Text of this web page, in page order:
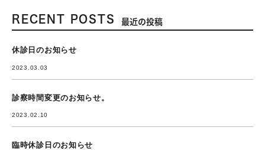
RECENT POSTS 最近の投稿
休診日のお知らせ
2023.03.03
診察時間変更のお知らせ。
2023.02.10
臨時休診日のお知らせ